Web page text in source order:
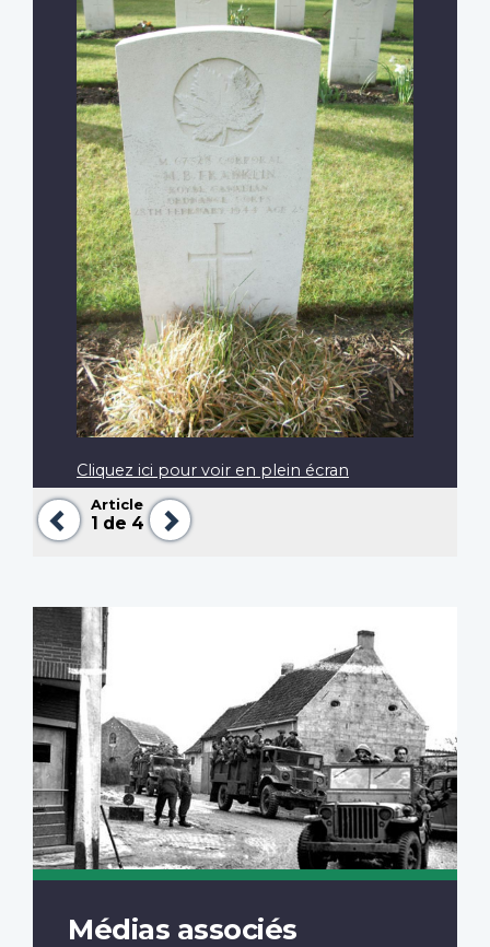
Précédent
Article
1 de 4
Suivant
Cliquez ici pour voir en plein écran
Médias associés